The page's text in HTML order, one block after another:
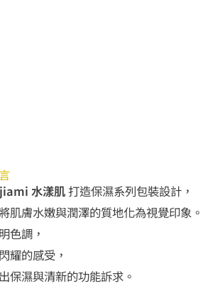
水漾肌打造保濕系列包裝設計，
肌膚水嫩與潤澤的質地化為視覺印象。
色調，
耀的感受，
保濕與清新的功能訴求。